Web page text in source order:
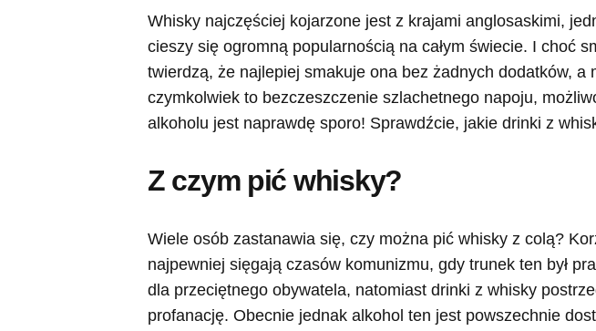
Whisky najczęściej kojarzone jest z krajami anglosaskimi,
cieszy się ogromną popularnością na całym świecie. I choć
twierdzą, że najlepiej smakuje ona bez żadnych dodatków, a
czymkolwiek to bezczeszczenie szlachetnego napoju,
alkoholu jest naprawdę sporo! Sprawdźcie, jakie drinki z
Z czym pić whisky?
Wiele osób zastanawia się, czy można pić whisky z colą?
najpewniej sięgają czasów komunizmu, gdy trunek ten był
dla przeciętnego obywatela, natomiast drinki z whisky
profanację. Obecnie jednak alkohol ten jest powszechnie